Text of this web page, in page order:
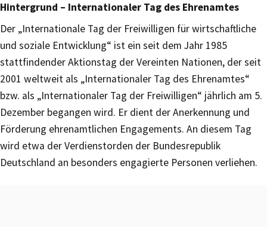
Hintergrund – Internationaler Tag des Ehrenamtes
Der „Internationale Tag der Freiwilligen für wirtschaftliche
und soziale Entwicklung“ ist ein seit dem Jahr 1985
stattfindender Aktionstag der Vereinten Nationen, der seit
2001 weltweit als „Internationaler Tag des Ehrenamtes“
bzw. als „Internationaler Tag der Freiwilligen“ jährlich am 5.
Dezember begangen wird. Er dient der Anerkennung und
Förderung ehrenamtlichen Engagements. An diesem Tag
wird etwa der Verdienstorden der Bundesrepublik
Deutschland an besonders engagierte Personen verliehen.